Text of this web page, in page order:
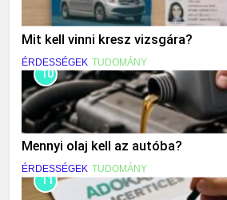
Mit kell vinni kresz vizsgára?
ÉRDESSÉGEK TUDOMÁNY
10
Mennyi olaj kell az autóba?
ÉRDESSÉGEK TUDOMÁNY
11